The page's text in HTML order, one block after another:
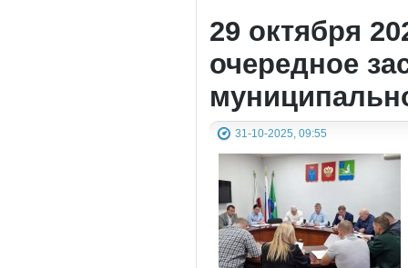
29 октября
очередное
31-10-2025, 09:55